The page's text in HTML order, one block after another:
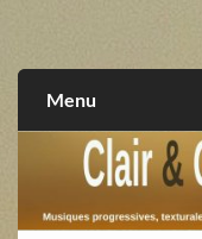
extrêmes,
Menu